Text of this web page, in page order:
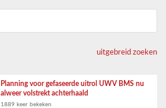
uitgebreid zoeken
Planning voor gefaseerde uitrol UWV BMS nu
alweer volstrekt achterhaald
1889 keer bekeken